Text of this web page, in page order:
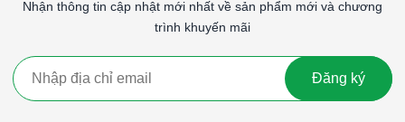
www.vietphat.com
👉VIETPHAT – Không khí sạch cho sản xuất an toàn và
môi trường bền vững.
Nhận thông tin cập nhật mới nhất về sản phẩm mới và chương
trình khuyến mãi
Đăng ký